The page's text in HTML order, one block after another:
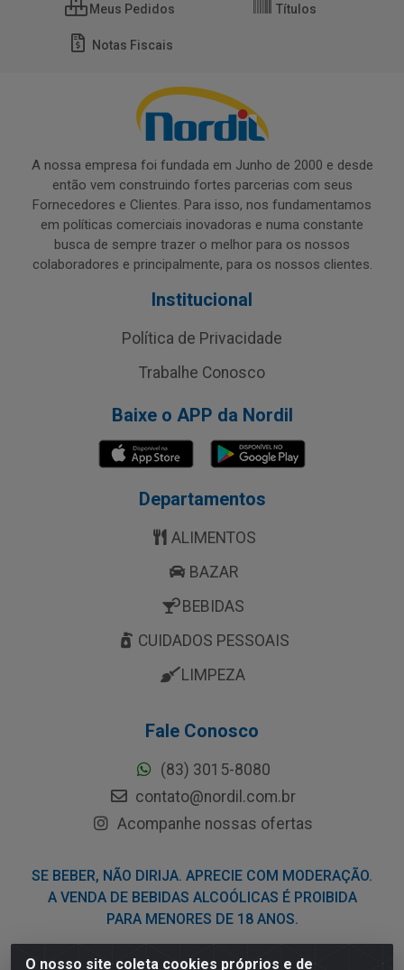
O nosso site coleta cookies próprios e de
Meus Pedidos Títulos
Notas Fiscais
A nossa empresa foi fundada em Junho de 2000 e desde
então vem construindo fortes parcerias com seus
Fornecedores e Clientes. Para isso, nos fundamentamos
em políticas comerciais inovadoras e numa constante
busca de sempre trazer o melhor para os nossos
colaboradores e principalmente, para os nossos clientes.
Institucional
Política de Privacidade
Trabalhe Conosco
Baixe o APP da Nordil
Departamentos
ALIMENTOS
BAZAR
BEBIDAS
CUIDADOS PESSOAIS
LIMPEZA
Fale Conosco
(83) 3015-8080
contato@nordil.com.br
Acompanhe nossas ofertas
SE BEBER, NÃO DIRIJA. APRECIE COM MODERAÇÃO.
A VENDA DE BEBIDAS ALCOÓLICAS É PROIBIDA
PARA MENORES DE 18 ANOS.